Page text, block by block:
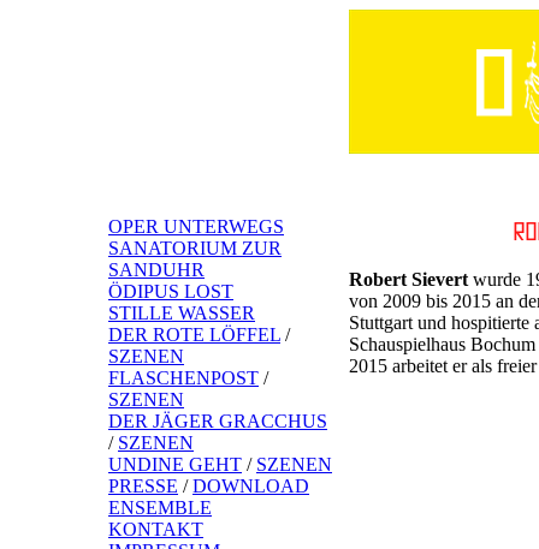
OPER UNTERWEGS
SANATORIUM ZUR
SANDUHR
ÖDIPUS LOST
STILLE WASSER
DER ROTE LÖFFEL /
SZENEN
FLASCHENPOST /
SZENEN
DER JÄGER GRACCHUS
/ SZENEN
UNDINE GEHT / SZENEN
PRESSE /DOWNLOAD
ENSEMBLE
KONTAKT
Robert Sievert wurde
von 2009 bis 2015 an
Stuttgart und hospitierte
Schauspielhaus
2015 arbeitet er als